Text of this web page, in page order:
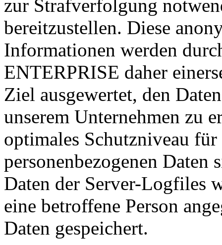
zur Strafverfolgung
bereitzustellen. Diese
Informationen werden
ENTERPRISE daher
Ziel ausgewertet, den
unserem Unternehmen zu
optimales Schutzniveau
personenbezogenen Daten
Daten der Server-Logfiles
eine betroffene Person
Daten gespeichert.